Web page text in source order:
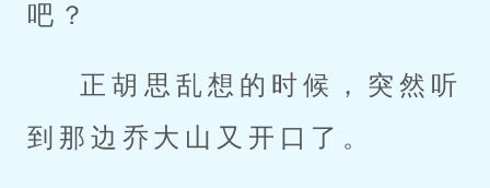
吧？
正胡思乱想的时候，突然听
到那边乔大山又开口了。